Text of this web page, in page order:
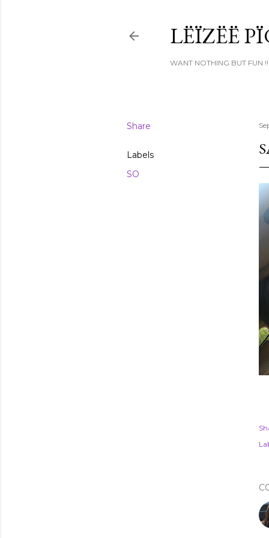
LËÏZËË
WANT NOTHING BUT FUN
Share
Labels
SO